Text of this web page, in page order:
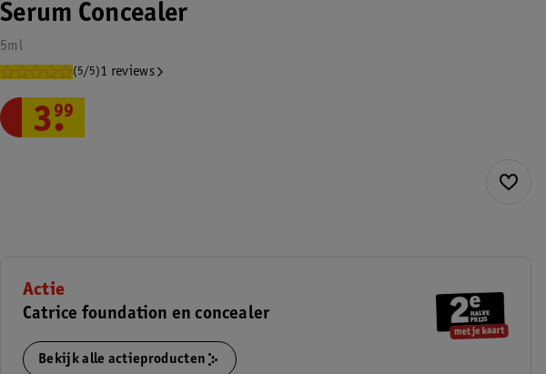
Serum Concealer
5ml
(5/5)1 reviews
3.
99
Actie
Catrice foundation en concealer
Bekijk alle actieproducten